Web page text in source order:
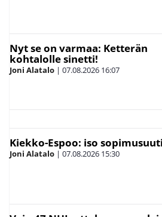
Nyt se on varmaa: Ketterän
kohtalolle sinetti!
Joni Alatalo | 07.08.2026 16:07
Kiekko-Espoo: iso
Joni Alatalo | 07.08.2026 15:30